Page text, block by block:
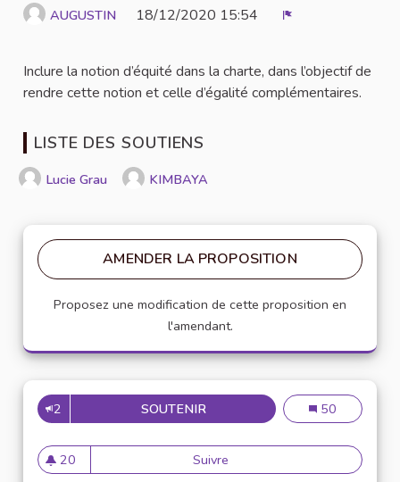
AUGUSTIN 18/12/2020 15:54
Inclure la notion d’équité dans la charte, dans l’objectif de
rendre cette notion et celle d’égalité complémentaires.
LISTE DES SOUTIENS
Lucie Grau KIMBAYA
AMENDER LA PROPOSITION
Proposez une modification de cette proposition en
l'amendant.
2 SOUTENIRAJOUTER LA NOTION
Ajouter la
50
20
20 abonnés
Suivre Ajouter la notion d'équité